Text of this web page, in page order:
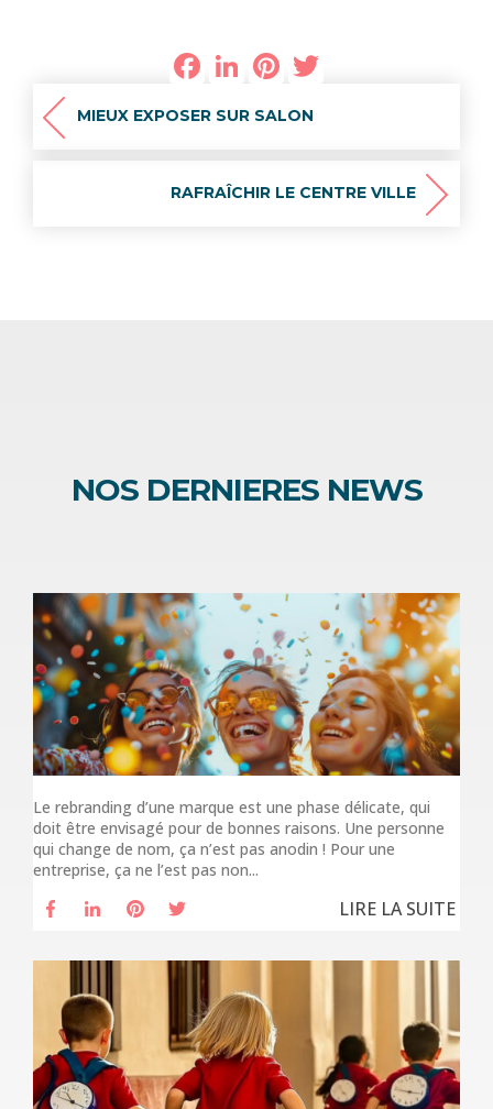
FacebookLinkedInPinterest
RAFRAÎCHIR LE CENTRE VILLE
MIEUX EXPOSER SUR SALON
NOS DERNIERES NEWS
Le rebranding d’une marque est une phase délicate, qui
doit être envisagé pour de bonnes raisons. Une personne
qui change de nom, ça n’est pas anodin ! Pour une
entreprise, ça ne l’est pas non...
LIRE LA SUITE